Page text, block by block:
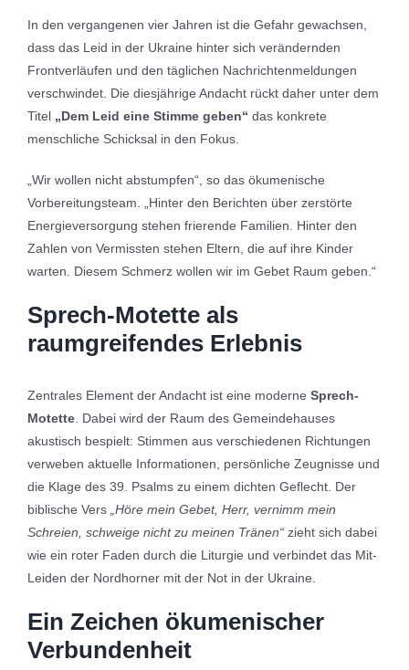
In den vergangenen vier Jahren ist die Gefahr gewachsen,
dass das Leid in der Ukraine hinter sich verändernden
Frontverläufen und den täglichen Nachrichtenmeldungen
verschwindet. Die diesjährige Andacht rückt daher unter dem
Titel „Dem Leid eine Stimme geben“ das konkrete
menschliche Schicksal in den Fokus.
„Wir wollen nicht abstumpfen“, so das ökumenische
Vorbereitungsteam. „Hinter den Berichten über zerstörte
Energieversorgung stehen frierende Familien. Hinter den
Zahlen von Vermissten stehen Eltern, die auf ihre Kinder
warten. Diesem Schmerz wollen wir im Gebet Raum geben.“
Sprech-Motette als
raumgreifendes Erlebnis
Zentrales Element der Andacht ist eine moderne Sprech-
Motette . Dabei wird der Raum des Gemeindehauses
akustisch bespielt: Stimmen aus verschiedenen Richtungen
verweben aktuelle Informationen, persönliche Zeugnisse und
die Klage des 39. Psalms zu einem dichten Geflecht. Der
biblische Vers „Höre mein Gebet, Herr, vernimm mein
Schreien, schweige nicht zu meinen Tränen“ zieht sich dabei
wie ein roter Faden durch die Liturgie und verbindet das Mit-
Leiden der Nordhorner mit der Not in der Ukraine.
Ein Zeichen ökumenischer
Verbundenheit